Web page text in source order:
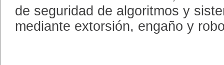
de seguridad de algoritmos y
mediante extorsión, engaño y